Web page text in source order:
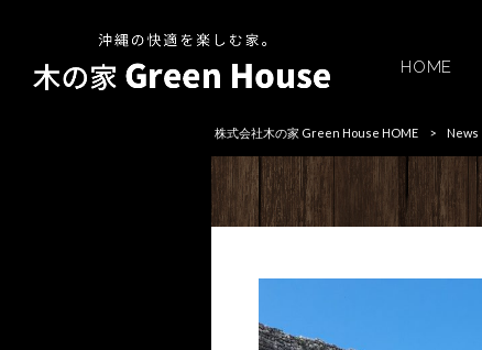
HOME
株式会社木の家 Green House HOME > News